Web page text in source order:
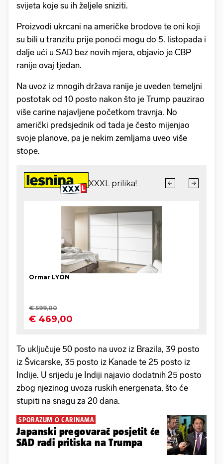
svijeta koje su ih željele sniziti.
Proizvodi ukrcani na američke brodove te oni koji
su bili u tranzitu prije ponoći mogu do 5. listopada i
dalje ući u SAD bez novih mjera, objavio je CBP
ranije ovaj tjedan.
Na uvoz iz mnogih država ranije je uveden temeljni
postotak od 10 posto nakon što je Trump pauzirao
više carine najavljene početkom travnja. No
američki predsjednik od tada je često mijenjao
svoje planove, pa je nekim zemljama uveo više
stope.
To uključuje 50 posto na uvoz iz Brazila, 39 posto
iz Švicarske, 35 posto iz Kanade te 25 posto iz
Indije. U srijedu je Indiji najavio dodatnih 25 posto
zbog njezinog uvoza ruskih energenata, što će
stupiti na snagu za 20 dana.
SPORAZUM O CARINAMA
Japanski pregovarač posjetit će
SAD radi pritiska na Trumpa